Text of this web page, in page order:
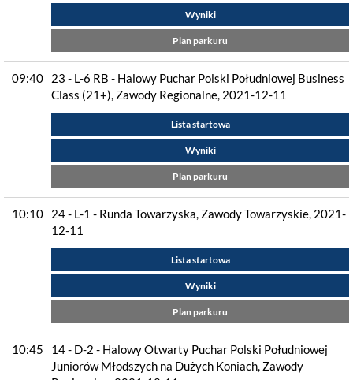
Wyniki
Plan parkuru
09:40
23 - L-6 RB - Halowy Puchar Polski Południowej Business
Class (21+), Zawody Regionalne, 2021-12-11
Lista startowa
Wyniki
Plan parkuru
10:10
24 - L-1 - Runda Towarzyska, Zawody Towarzyskie, 2021-
12-11
Lista startowa
Wyniki
Plan parkuru
10:45
14 - D-2 - Halowy Otwarty Puchar Polski Południowej
Juniorów Młodszych na Dużych Koniach, Zawody